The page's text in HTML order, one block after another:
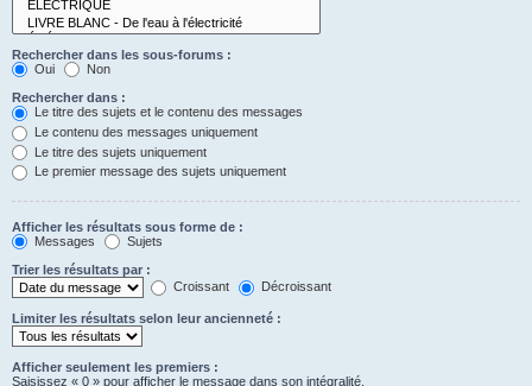
Rechercher dans les sous-forums :
Oui
Non
Rechercher dans :
Le titre des sujets et le contenu des messages
Le contenu des messages uniquement
Le titre des sujets uniquement
Le premier message des sujets uniquement
Afficher les résultats sous forme de :
Messages
Sujets
Trier les résultats par :
Croissant
Décroissant
Limiter les résultats selon leur ancienneté :
Afficher seulement les premiers :
Saisissez « 0 » pour afficher le message dans son intégralité.